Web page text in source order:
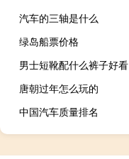
汽车的三轴是什么
绿岛船票价格
男士短靴配什么裤子好看
唐朝过年怎么玩的
中国汽车质量排名